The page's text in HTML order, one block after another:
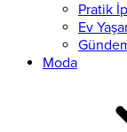
Pratik
Ev
Moda